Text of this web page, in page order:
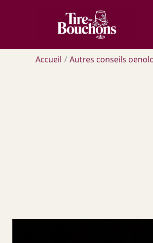
Accueil Autres conseils